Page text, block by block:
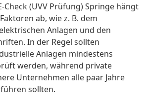
Check (UVV Prüfung) Springe hängt
ab, wie z. B. dem
Anlagen und den
In der Regel sollten
Anlagen mindestens
werden, während private
Unternehmen alle paar Jahre
sollten.